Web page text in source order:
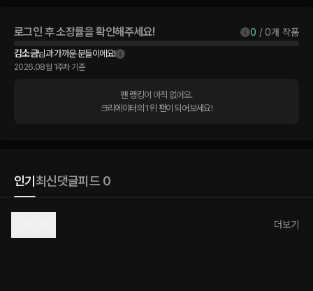
로그인 후 소장률을 확인해주세요! 0 / 0개 작품
김소금님과 가까운 분들이에요!
2026.08월 1주차 기준
팬 랭킹이 아직 없어요.
크리에이터의 1위 팬이 되어보세요!
인기 최신댓글피드 0
더보기